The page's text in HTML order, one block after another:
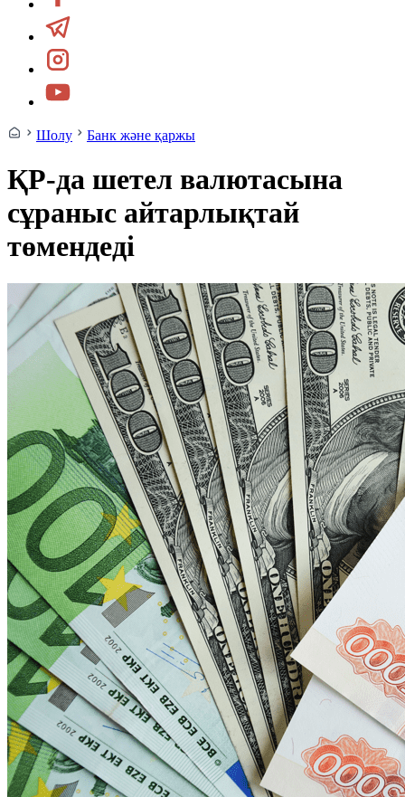
Шолу Банк және қаржы
ҚР-да шетел валютасына
сұраныс айтарлықтай
төмендеді